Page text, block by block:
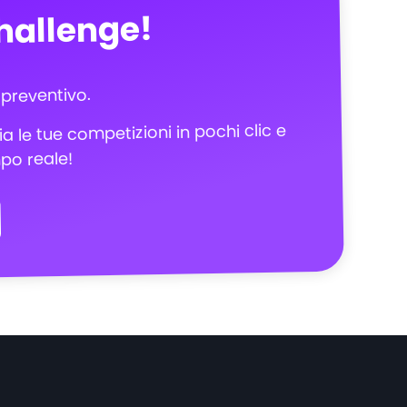
le tue competizioni in pochi clic e
reale!